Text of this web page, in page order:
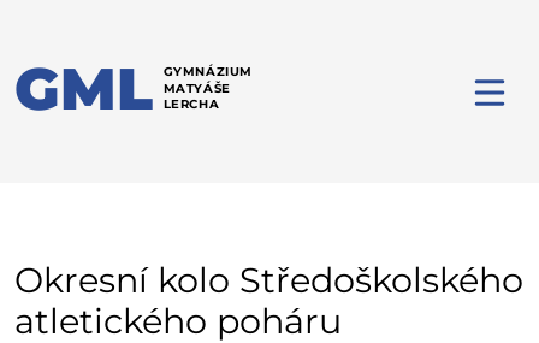
GML GYMNÁZIUM
MATYÁŠE
LERCHA
Okresní kolo Středoškolského
atletického poháru